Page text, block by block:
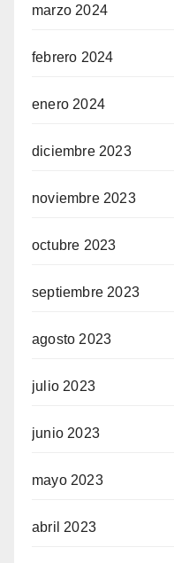
marzo 2024
febrero 2024
enero 2024
diciembre 2023
noviembre 2023
octubre 2023
septiembre 2023
agosto 2023
julio 2023
junio 2023
mayo 2023
abril 2023